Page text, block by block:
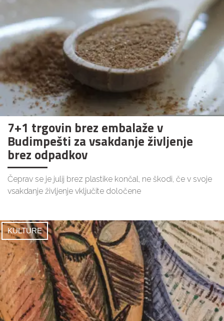
7+1 trgovin brez embalaže v
Budimpešti za vsakdanje življenje
brez odpadkov
Čeprav se je julij brez plastike končal, ne škodi, če v svoje
vsakdanje življenje vključite določene
KULTURE